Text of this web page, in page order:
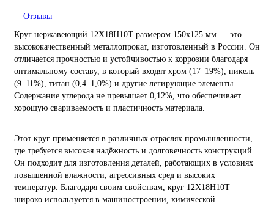
Отзывы
Круг нержавеющий 12Х18Н10Т размером 150х125 мм — это
высококачественный металлопрокат, изготовленный в России. Он
отличается прочностью и устойчивостью к коррозии благодаря
оптимальному составу, в который входят хром (17–19%), никель
(9–11%), титан (0,4–1,0%) и другие легирующие элементы.
Содержание углерода не превышает 0,12%, что обеспечивает
хорошую свариваемость и пластичность материала.
Этот круг применяется в различных отраслях промышленности,
где требуется высокая надёжность и долговечность конструкций.
Он подходит для изготовления деталей, работающих в условиях
повышенной влажности, агрессивных сред и высоких
температур. Благодаря своим свойствам, круг 12Х18Н10Т
широко используется в машиностроении, химической